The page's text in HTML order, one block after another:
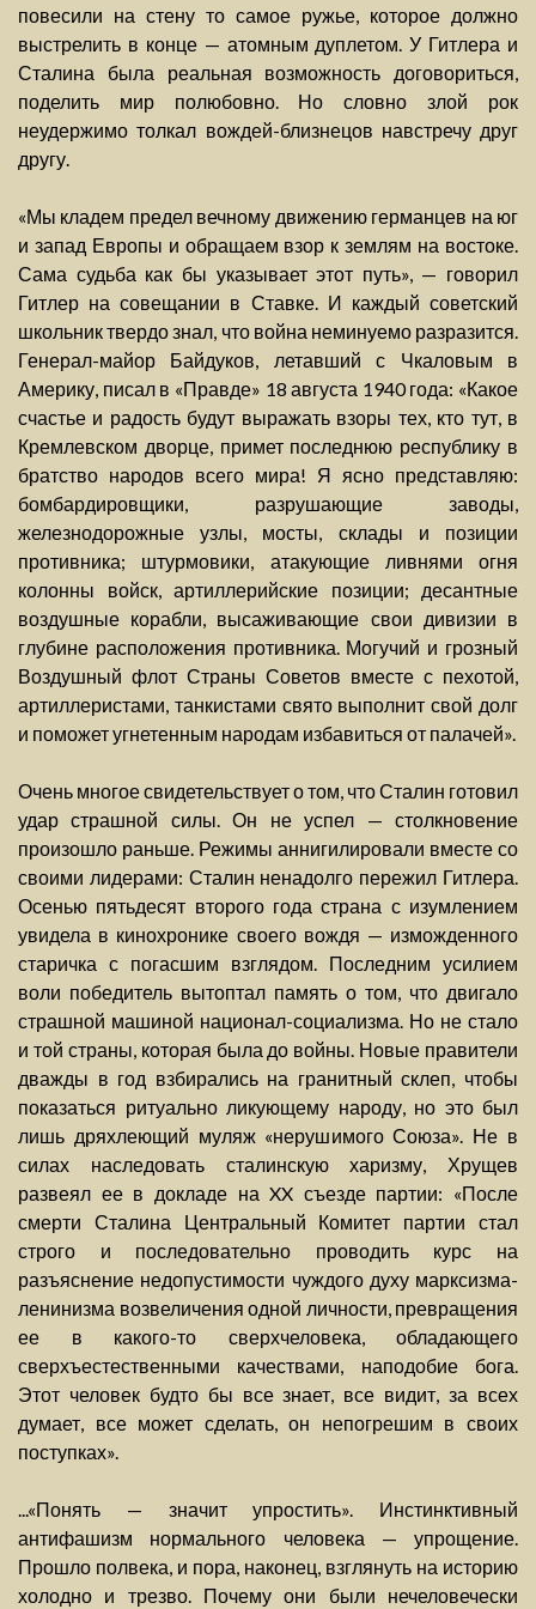
повесили на стену то самое ружье, которое должно
выстрелить в конце — атомным дуплетом. У Гитлера и
Сталина была реальная возможность договориться,
поделить мир полюбовно. Но словно злой рок
неудержимо толкал вождей-близнецов навстречу друг
другу.
«Мы кладем предел вечному движению германцев на юг
и запад Европы и обращаем взор к землям на востоке.
Сама судьба как бы указывает этот путь», — говорил
Гитлер на совещании в Ставке. И каждый советский
школьник твердо знал, что война неминуемо разразится.
Генерал-майор Байдуков, летавший с Чкаловым в
Америку, писал в «Правде» 18 августа 1940 года: «Какое
счастье и радость будут выражать взоры тех, кто тут, в
Кремлевском дворце, примет последнюю республику в
братство народов всего мира! Я ясно представляю:
бомбардировщики, разрушающие заводы,
железнодорожные узлы, мосты, склады и позиции
противника; штурмовики, атакующие ливнями огня
колонны войск, артиллерийские позиции; десантные
воздушные корабли, высаживающие свои дивизии в
глубине расположения противника. Могучий и грозный
Воздушный флот Страны Советов вместе с пехотой,
артиллеристами, танкистами свято выполнит свой долг
и поможет угнетенным народам избавиться от палачей».
Очень многое свидетельствует о том, что Сталин готовил
удар страшной силы. Он не успел — столкновение
произошло раньше. Режимы аннигилировали вместе со
своими лидерами: Сталин ненадолго пережил Гитлера.
Осенью пятьдесят второго года страна с изумлением
увидела в кинохронике своего вождя — изможденного
старичка с погасшим взглядом. Последним усилием
воли победитель вытоптал память о том, что двигало
страшной машиной национал-социализма. Но не стало
и той страны, которая была до войны. Новые правители
дважды в год взбирались на гранитный склеп, чтобы
показаться ритуально ликующему народу, но это был
лишь дряхлеющий муляж «нерушимого Союза». Не в
силах наследовать сталинскую харизму, Хрущев
развеял ее в докладе на XX съезде партии: «После
смерти Сталина Центральный Комитет партии стал
строго и последовательно проводить курс на
разъяснение недопустимости чуждого духу марксизма-
ленинизма возвеличения одной личности, превращения
ее в какого-то сверхчеловека, обладающего
сверхъестественными качествами, наподобие бога.
Этот человек будто бы все знает, все видит, за всех
думает, все может сделать, он непогрешим в своих
поступках».
...«Понять — значит упростить». Инстинктивный
антифашизм нормального человека — упрощение.
Прошло полвека, и пора, наконец, взглянуть на историю
холодно и трезво. Почему они были нечеловечески